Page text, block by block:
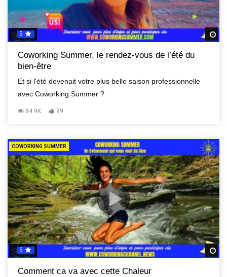
5
Coworking Summer, le rendez-vous de l’été du
bien-être
Et si l'été devenait votre plus belle saison professionnelle
avec Coworking Summer ?
84.9K 99
COWORKING SUMMER
5
Comment ca va avec cette Chaleur